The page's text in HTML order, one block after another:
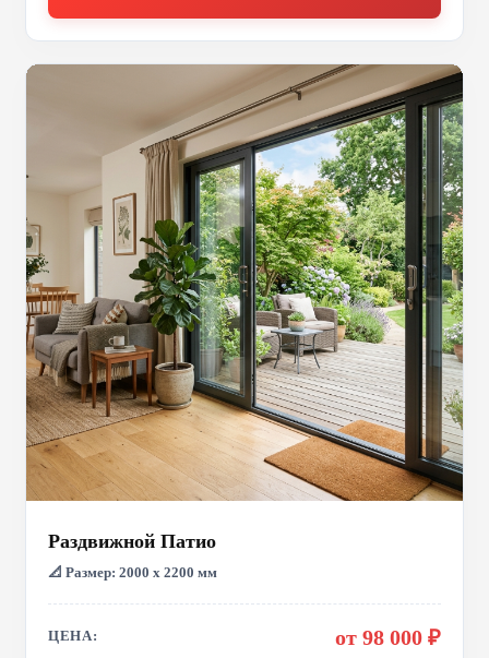
Раздвижной Патио
📐 Размер: 2000 х 2200 мм
ЦЕНА: от 98 000 ₽